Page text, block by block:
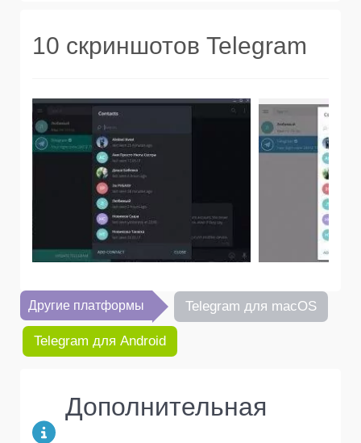
10 скриншотов Telegram
Другие платформы Telegram для macOS
Telegram для Android
Дополнительная